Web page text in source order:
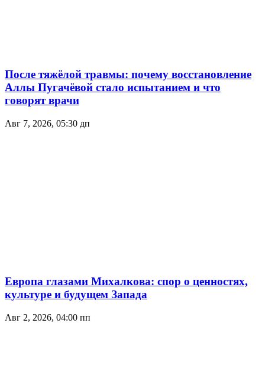
После тяжёлой травмы: почему восстановление
Аллы Пугачёвой стало испытанием и что
говорят врачи
Авг 7, 2026, 05:30 дп
Европа глазами Михалкова: спор о ценностях,
культуре и будущем Запада
Авг 2, 2026, 04:00 пп